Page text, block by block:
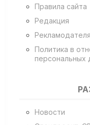
Правила сайта
Редакция
Политика в
персональных
Новости